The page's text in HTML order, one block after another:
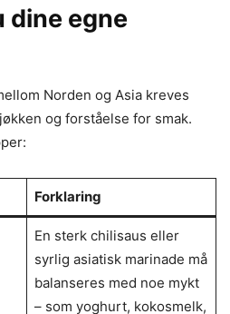
dine egne
Norden og Asia kreves
og forståelse for smak.
Forklaring
En sterk chilisaus eller
syrlig asiatisk marinade må
balanseres med noe mykt
– som yoghurt, kokosmelk,